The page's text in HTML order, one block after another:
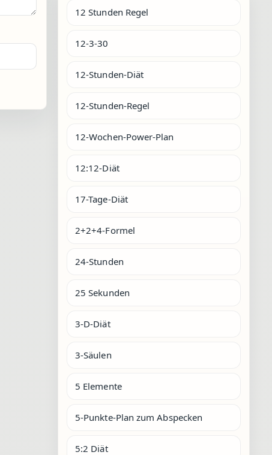
12 Stunden Regel
12-3-30
12-Stunden-Diät
12-Stunden-Regel
12-Wochen-Power-Plan
12:12-Diät
17-Tage-Diät
2+2+4-Formel
24-Stunden
25 Sekunden
3-D-Diät
3-Säulen
5 Elemente
5-Punkte-Plan zum Abspecken
5:2 Diät